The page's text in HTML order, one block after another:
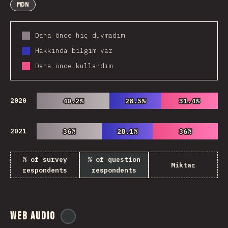
MDN
Daha önce hiç duymadım
Hakkında bilgim var
Daha önce kullandım
2020 40.2%
40.2% 28.5%
28.5% 31.4%
31.4%
2021 36%
36% 28.1%
28.1% 36%
36%
% of survey
respondents
% of question
respondents
Miktar
Web Audio